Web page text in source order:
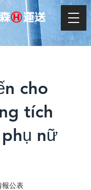
cho
tích
nữ
報公表